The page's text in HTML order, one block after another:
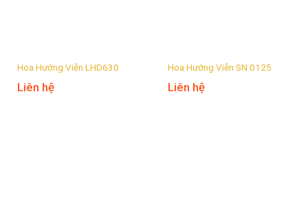
Hoa Hướng Viễn LHD630
Liên hệ
Hoa Hướng Viễn SN 0125
Liên hệ